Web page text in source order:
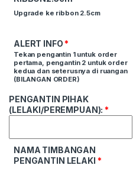
Upgrade ke ribbon 2.5cm
ALERT INFO*
Tekan pengantin 1 untuk order
pertama, pengantin 2 untuk order
kedua dan seterusnya di ruangan
(BILANGAN ORDER)
PENGANTIN PIHAK
(LELAKI/PEREMPUAN):*
NAMA TIMBANGAN
PENGANTIN LELAKI *